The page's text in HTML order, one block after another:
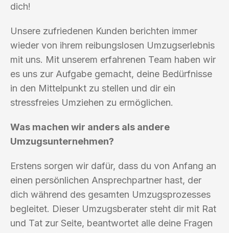
dich!
Unsere zufriedenen Kunden berichten immer
wieder von ihrem reibungslosen Umzugserlebnis
mit uns. Mit unserem erfahrenen Team haben wir
es uns zur Aufgabe gemacht, deine Bedürfnisse
in den Mittelpunkt zu stellen und dir ein
stressfreies Umziehen zu ermöglichen.
Was machen wir anders als andere
Umzugsunternehmen?
Erstens sorgen wir dafür, dass du von Anfang an
einen persönlichen Ansprechpartner hast, der
dich während des gesamten Umzugsprozesses
begleitet. Dieser Umzugsberater steht dir mit Rat
und Tat zur Seite, beantwortet alle deine Fragen